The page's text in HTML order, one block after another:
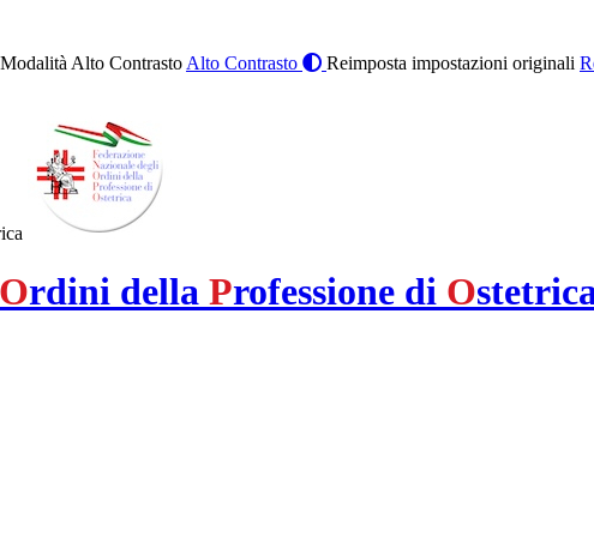
Modalità Alto Contrasto Alto Contrasto Reimposta impostazioni originali
Ordini della Professione di O